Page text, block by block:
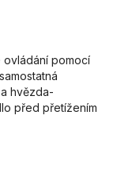
ovládání pomocí
hvězda-
před přetížením